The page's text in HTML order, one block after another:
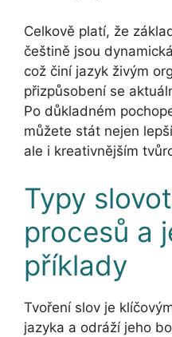
Celkově platí, že
češtině jsou
což činí jazyk živým
přizpůsobení se
Po důkladném
můžete stát nejen
ale i kreativnějším
Typy
procesů a
příklady
Tvoření slov je
jazyka a odráží jeho